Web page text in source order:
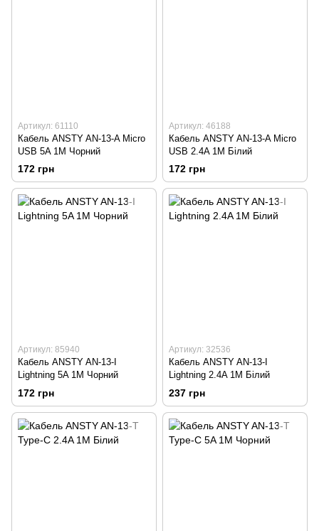
Артикул: 61110
Кабель ANSTY AN-13-A Micro
USB 5A 1M Чорний
172 грн
Артикул: 46188
Кабель ANSTY AN-13-A Micro
USB 2.4A 1M Білий
172 грн
Артикул: 85940
Кабель ANSTY AN-13-I
Lightning 5A 1M Чорний
172 грн
Артикул: 32536
Кабель ANSTY AN-13-I
Lightning 2.4A 1M Білий
237 грн